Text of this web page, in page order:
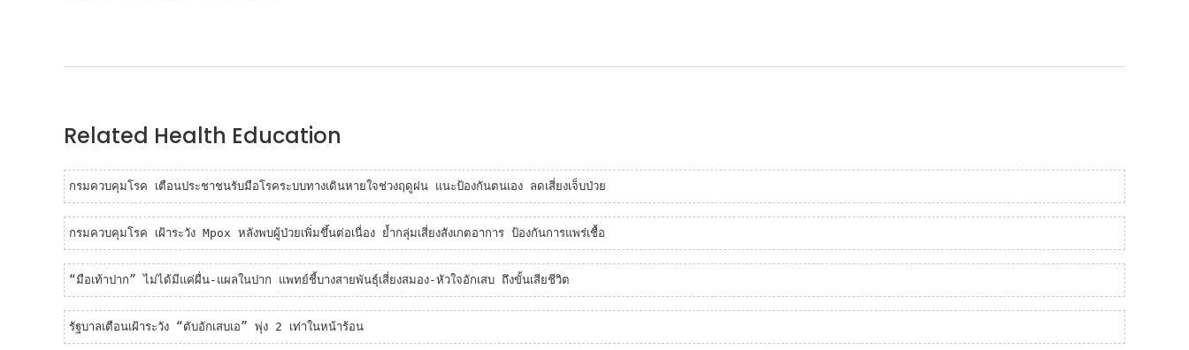
Related Health Education
กรมควบคุมโรค เตือนประชาชนรับมือโรคระบบทางเดินหายใจช่วงฤดูฝน แนะป้องกันตนเอง ลดเสี่ยงเจ็บป่วย
กรมควบคุมโรค เฝ้าระวัง Mpox หลังพบผู้ป่วยเพิ่มขึ้นต่อเนื่อง ย้ำกลุ่มเสี่ยงสังเกตอาการ ป้องกันการแพร่เชื้อ
“มือเท้าปาก” ไม่ได้มีแค่ผื่น-แผลในปาก แพทย์ชี้บางสายพันธุ์เสี่ยงสมอง-หัวใจอักเสบ ถึงขั้นเสียชีวิต
รัฐบาลเตือนเฝ้าระวัง “ตับอักเสบเอ” พุ่ง 2 เท่าในหน้าร้อน